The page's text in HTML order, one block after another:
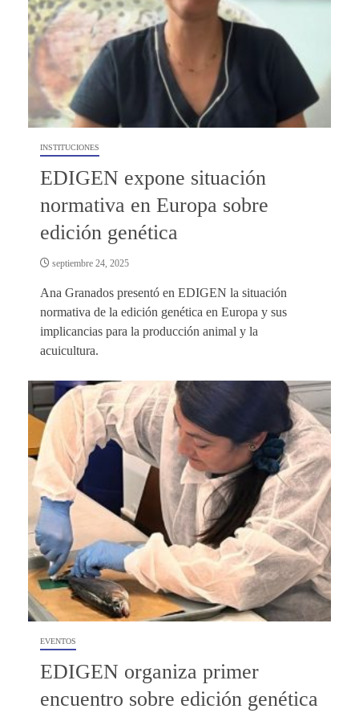
INSTITUCIONES
EDIGEN expone situación
normativa en Europa sobre
edición genética
septiembre 24, 2025
Ana Granados presentó en EDIGEN la situación
normativa de la edición genética en Europa y sus
implicancias para la producción animal y la
acuicultura.
EVENTOS
EDIGEN organiza primer
encuentro sobre edición genética